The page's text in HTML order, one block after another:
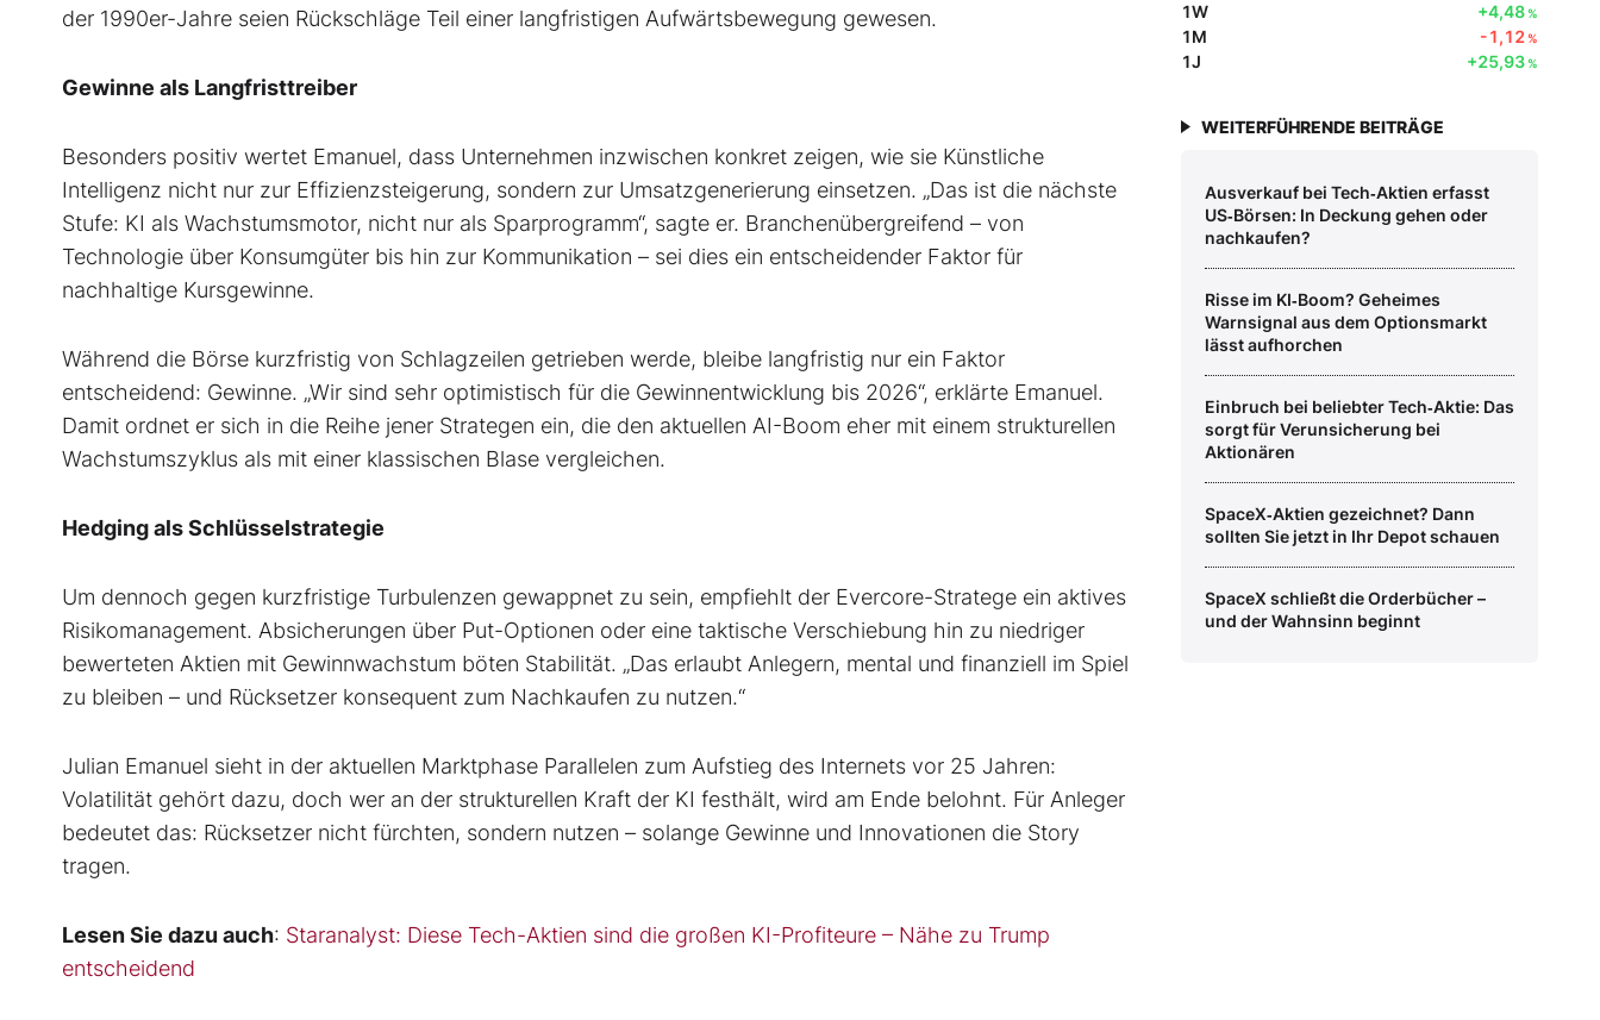
der 1990er-Jahre seien Rückschläge Teil einer langfristigen Aufwärtsbewegung gewesen.
Gewinne als Langfristtreiber
Besonders positiv wertet Emanuel, dass Unternehmen inzwischen konkret zeigen, wie sie Künstliche
Intelligenz nicht nur zur Effizienzsteigerung, sondern zur Umsatzgenerierung einsetzen. „Das ist die nächste
Stufe: KI als Wachstumsmotor, nicht nur als Sparprogramm“, sagte er. Branchenübergreifend – von
Technologie über Konsumgüter bis hin zur Kommunikation – sei dies ein entscheidender Faktor für
nachhaltige Kursgewinne.
Während die Börse kurzfristig von Schlagzeilen getrieben werde, bleibe langfristig nur ein Faktor
entscheidend: Gewinne. „Wir sind sehr optimistisch für die Gewinnentwicklung bis 2026“, erklärte Emanuel.
Damit ordnet er sich in die Reihe jener Strategen ein, die den aktuellen AI-Boom eher mit einem strukturellen
Wachstumszyklus als mit einer klassischen Blase vergleichen.
Hedging als Schlüsselstrategie
Um dennoch gegen kurzfristige Turbulenzen gewappnet zu sein, empfiehlt der Evercore-Stratege ein aktives
Risikomanagement. Absicherungen über Put-Optionen oder eine taktische Verschiebung hin zu niedriger
bewerteten Aktien mit Gewinnwachstum böten Stabilität. „Das erlaubt Anlegern, mental und finanziell im Spiel
zu bleiben – und Rücksetzer konsequent zum Nachkaufen zu nutzen.“
Julian Emanuel sieht in der aktuellen Marktphase Parallelen zum Aufstieg des Internets vor 25 Jahren:
Volatilität gehört dazu, doch wer an der strukturellen Kraft der KI festhält, wird am Ende belohnt. Für Anleger
bedeutet das: Rücksetzer nicht fürchten, sondern nutzen – solange Gewinne und Innovationen die Story
tragen.
Lesen Sie dazu auch: Staranalyst: Diese Tech-Aktien sind die großen KI-Profiteure – Nähe zu Trump
entscheidend
1W +4,48%
1M -1,12%
1J +25,93%
WEITERFÜHRENDE BEITRÄGE
Ausverkauf bei Tech‑Aktien erfasst
US‑Börsen: In Deckung gehen oder
nachkaufen?
Risse im KI‑Boom? Geheimes
Warnsignal aus dem Optionsmarkt
lässt aufhorchen
Einbruch bei beliebter Tech‑Aktie: Das
sorgt für Verunsicherung bei
Aktionären
SpaceX‑Aktien gezeichnet? Dann
sollten Sie jetzt in Ihr Depot schauen
SpaceX schließt die Orderbücher –
und der Wahnsinn beginnt